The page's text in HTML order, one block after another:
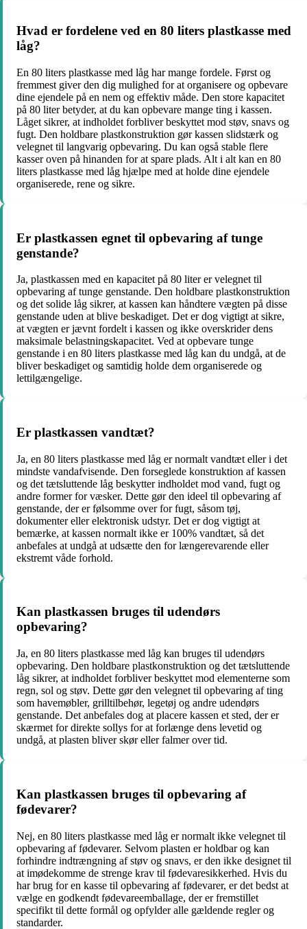
Hvad er fordelene ved en 80 liters plastkasse med
låg?
En 80 liters plastkasse med låg har mange fordele. Først og
fremmest giver den dig mulighed for at organisere og opbevare
dine ejendele på en nem og effektiv måde. Den store kapacitet
på 80 liter betyder, at du kan opbevare mange ting i kassen.
Låget sikrer, at indholdet forbliver beskyttet mod støv, snavs og
fugt. Den holdbare plastkonstruktion gør kassen slidstærk og
velegnet til langvarig opbevaring. Du kan også stable flere
kasser oven på hinanden for at spare plads. Alt i alt kan en 80
liters plastkasse med låg hjælpe med at holde dine ejendele
organiserede, rene og sikre.
Er plastkassen egnet til opbevaring af tunge
genstande?
Ja, plastkassen med en kapacitet på 80 liter er velegnet til
opbevaring af tunge genstande. Den holdbare plastkonstruktion
og det solide låg sikrer, at kassen kan håndtere vægten på disse
genstande uden at blive beskadiget. Det er dog vigtigt at sikre,
at vægten er jævnt fordelt i kassen og ikke overskrider dens
maksimale belastningskapacitet. Ved at opbevare tunge
genstande i en 80 liters plastkasse med låg kan du undgå, at de
bliver beskadiget og samtidig holde dem organiserede og
lettilgængelige.
Er plastkassen vandtæt?
Ja, en 80 liters plastkasse med låg er normalt vandtæt eller i det
mindste vandafvisende. Den forseglede konstruktion af kassen
og det tætsluttende låg beskytter indholdet mod vand, fugt og
andre former for væsker. Dette gør den ideel til opbevaring af
genstande, der er følsomme over for fugt, såsom tøj,
dokumenter eller elektronisk udstyr. Det er dog vigtigt at
bemærke, at kassen normalt ikke er 100% vandtæt, så det
anbefales at undgå at udsætte den for længerevarende eller
ekstremt våde forhold.
Kan plastkassen bruges til udendørs
opbevaring?
Ja, en 80 liters plastkasse med låg kan bruges til udendørs
opbevaring. Den holdbare plastkonstruktion og det tætsluttende
låg sikrer, at indholdet forbliver beskyttet mod elementerne som
regn, sol og støv. Dette gør den velegnet til opbevaring af ting
som havemøbler, grilltilbehør, legetøj og andre udendørs
genstande. Det anbefales dog at placere kassen et sted, der er
skærmet for direkte sollys for at forlænge dens levetid og
undgå, at plasten bliver skør eller falmer over tid.
Kan plastkassen bruges til opbevaring af
fødevarer?
Nej, en 80 liters plastkasse med låg er normalt ikke velegnet til
opbevaring af fødevarer. Selvom plasten er holdbar og kan
forhindre indtrængning af støv og snavs, er den ikke designet til
at imødekomme de strenge krav til fødevaresikkerhed. Hvis du
har brug for en kasse til opbevaring af fødevarer, er det bedst at
vælge en godkendt fødevareemballage, der er fremstillet
specifikt til dette formål og opfylder alle gældende regler og
standarder.